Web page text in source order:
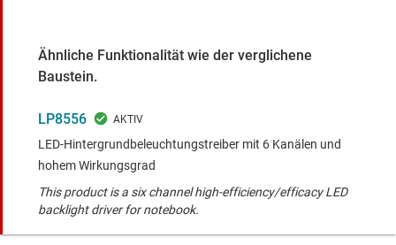
Ähnliche Funktionalität wie der verglichene
Baustein.
LP8556
LED-Hintergrundbeleuchtungstreiber mit 6 Kanälen und
hohem Wirkungsgrad
This product is a six channel high-efficiency/efficacy LED
backlight driver for notebook.